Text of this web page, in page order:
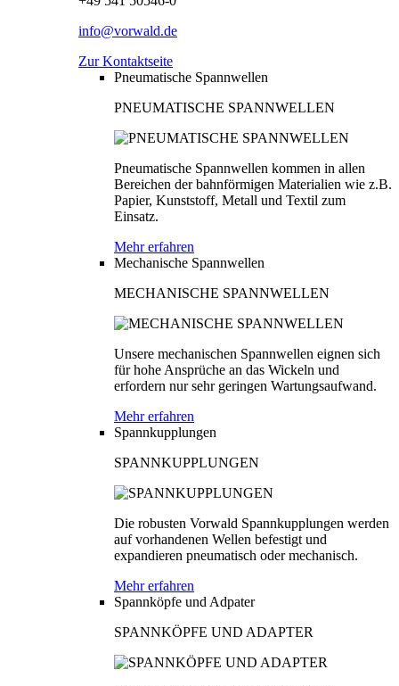
info@vorwald.de
Zur Kontaktseite
Pneumatische Spannwellen
PNEUMATISCHE SPANNWELLEN
Pneumatische Spannwellen kommen in allen
Bereichen der bahnförmigen Materialien wie z.B.
Papier, Kunststoff, Metall und Textil zum
Einsatz.
Mehr erfahren
Mechanische Spannwellen
MECHANISCHE SPANNWELLEN
Unsere mechanischen Spannwellen eignen sich
für hohe Ansprüche an das Wickeln und
erfordern nur sehr geringen Wartungsaufwand.
Mehr erfahren
Spannkupplungen
SPANNKUPPLUNGEN
Die robusten Vorwald Spannkupplungen werden
auf vorhandenen Wellen befestigt und
expandieren pneumatisch oder mechanisch.
Mehr erfahren
Spannköpfe und Adpater
SPANNKÖPFE UND ADAPTER